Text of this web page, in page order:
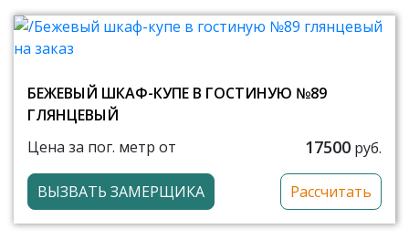
БЕЖЕВЫЙ ШКАФ-КУПЕ В ГОСТИНУЮ №89
ГЛЯНЦЕВЫЙ
Цена за пог. метр от
17500 руб.
ВЫЗВАТЬ ЗАМЕРЩИКА Рассчитать